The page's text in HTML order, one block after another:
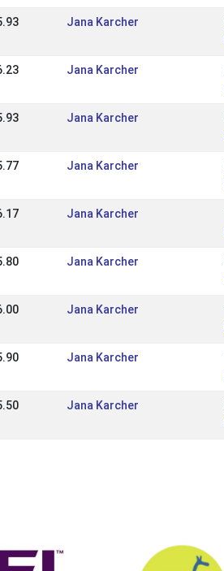
Jana Karcher
Jana Karcher
Jana Karcher
Jana Karcher
Jana Karcher
Jana Karcher
Jana Karcher
Jana Karcher
Jana Karcher